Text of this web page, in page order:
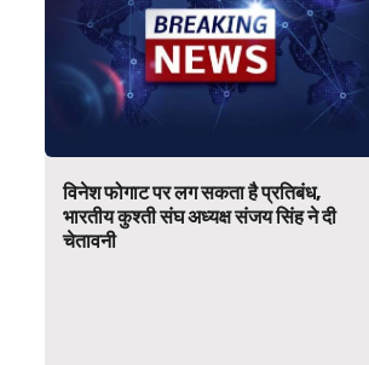
विनेश फोगाट पर लग सकता है प्रतिबंध,
भारतीय कुश्ती संघ अध्यक्ष संजय सिंह ने दी
चेतावनी